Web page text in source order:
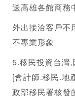
送高雄各館商務
外出接洽客戶不
不專業形象
5.移民投資台灣
[會計師.移民.地
政部移民署核發